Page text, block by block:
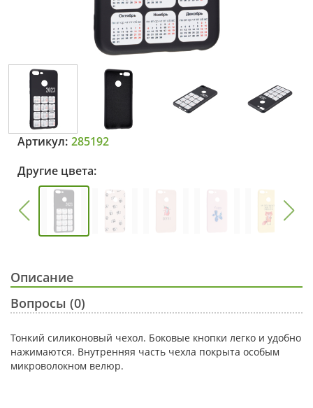
Артикул: 285192
Другие цвета:
Описание
Вопросы (0)
Тонкий силиконовый чехол. Боковые кнопки легко и удобно
нажимаются. Внутренняя часть чехла покрыта особым
микроволокном велюр.